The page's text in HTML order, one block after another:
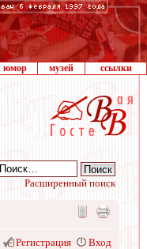
юмор музей ссылки
Расширенный поиск
Регистрация Вход